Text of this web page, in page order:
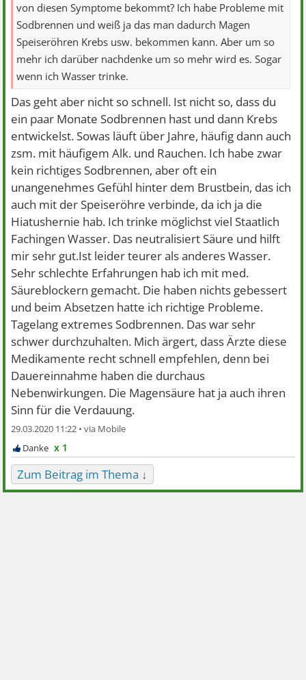
von diesen Symptome bekommt? Ich habe Probleme mit
Sodbrennen und weiß ja das man dadurch Magen
Speiseröhren Krebs usw. bekommen kann. Aber um so
mehr ich darüber nachdenke um so mehr wird es. Sogar
wenn ich Wasser trinke.
Das geht aber nicht so schnell. Ist nicht so, dass du
ein paar Monate Sodbrennen hast und dann Krebs
entwickelst. Sowas läuft über Jahre, häufig dann auch
zsm. mit häufigem Alk. und Rauchen. Ich habe zwar
kein richtiges Sodbrennen, aber oft ein
unangenehmes Gefühl hinter dem Brustbein, das ich
auch mit der Speiseröhre verbinde, da ich ja die
Hiatushernie hab. Ich trinke möglichst viel Staatlich
Fachingen Wasser. Das neutralisiert Säure und hilft
mir sehr gut.Ist leider teurer als anderes Wasser.
Sehr schlechte Erfahrungen hab ich mit med.
Säureblockern gemacht. Die haben nichts gebessert
und beim Absetzen hatte ich richtige Probleme.
Tagelang extremes Sodbrennen. Das war sehr
schwer durchzuhalten. Mich ärgert, dass Ärzte diese
Medikamente recht schnell empfehlen, denn bei
Dauereinnahme haben die durchaus
Nebenwirkungen. Die Magensäure hat ja auch ihren
Sinn für die Verdauung.
29.03.2020 11:22 •
x 1
Zum Beitrag im Thema ↓